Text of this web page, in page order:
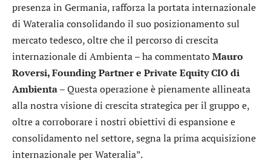
presenza in Germania, rafforza la portata internazionale
di Wateralia consolidando il suo posizionamento sul
mercato tedesco, oltre che il percorso di crescita
internazionale di Ambienta – ha commentatoMauro
Roversi, Founding Partner e Private Equity CIO di
Ambienta– Questa operazione è pienamente allineata
alla nostra visione di crescita strategica per il gruppo e,
oltre a corroborare i nostri obiettivi di espansione e
consolidamento nel settore, segna la prima acquisizione
internazionale per Wateralia”.